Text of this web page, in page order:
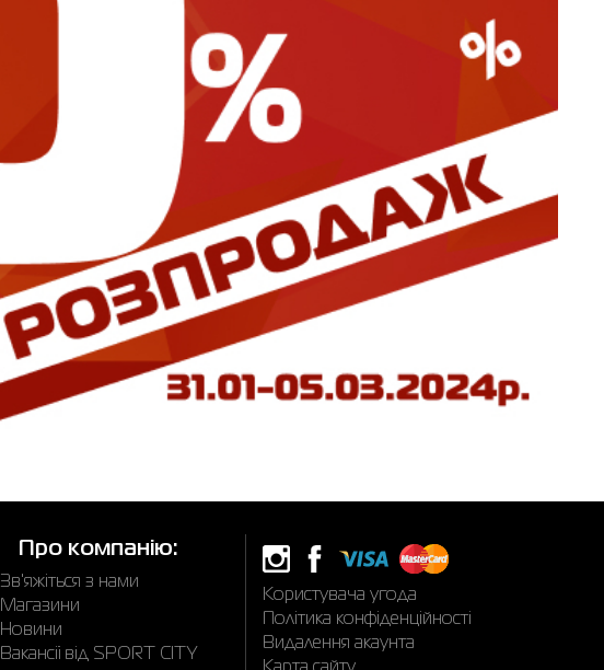
Про компанію:
Зв'яжіться з нами
Магазини
Новини
Вакансії від SPORT CITY
Користувача угода
Політика конфіденційності
Видалення акаунта